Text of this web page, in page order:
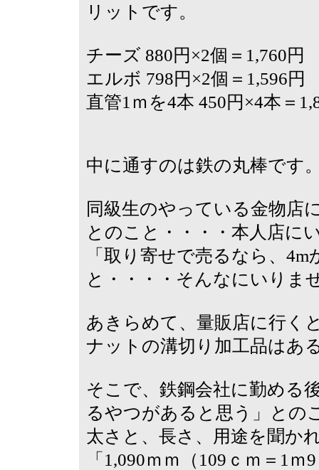
リットです。
チーズ 880円×2個＝1,760円
エルボ 798円×2個＝1,596円
直管1ｍを4本 450円×4本＝
中に通すのは鉄の丸棒です
同級生のやっている金物店
とのこと・・・・本人店に
「取り寄せで売るなら、
と・・・・そんなにいりま
あきらめて、量販店に行く
ナットの溝切り加工品はあ
そこで、鉄鋼会社に勤める
るやつがあると思う」との
太さと、長さ、用途を聞か
「1,090ｍｍ（109ｃｍ＝1